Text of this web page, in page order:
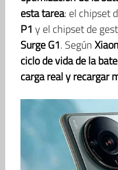
esta tarea: el chipset
P1 y el chipset de
Surge G1. Según
ciclo de vida de la
carga real y recargar